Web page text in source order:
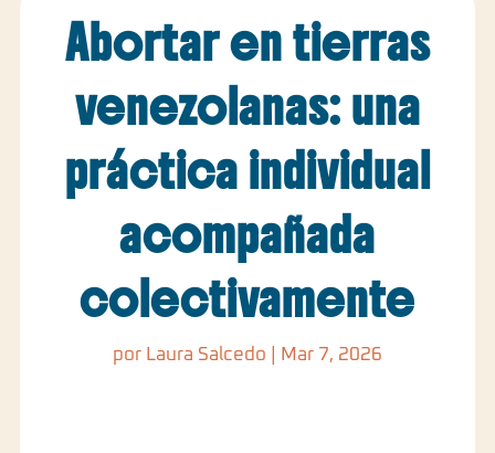
Abortar en tierras
venezolanas: una
práctica individual
acompañada
colectivamente
por Laura Salcedo Mar 7, 2026